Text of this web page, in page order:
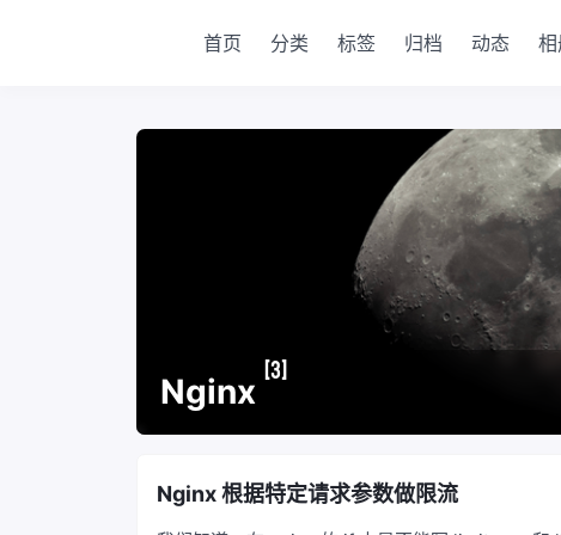
首页 分类 标签 归档 动态
Nginx
[3]
Nginx 根据特定请求参数做限流